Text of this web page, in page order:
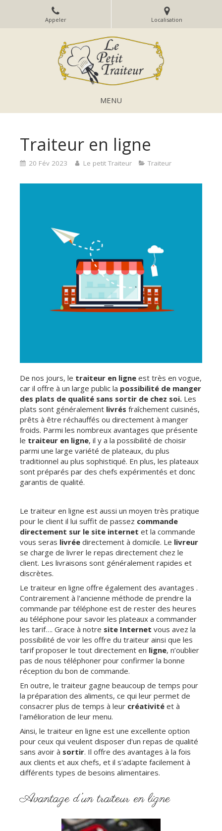
Appeler Localisation
MENU
Traiteur en ligne
20 Fév 2023 Le petit Traiteur Traiteur
De nos jours, le traiteur en ligne est très en vogue,
car il offre à un large public la possibilité de manger
des plats de qualité sans sortir de chez soi. Les
plats sont généralement livrés fraîchement cuisinés,
prêts à être réchauffés ou directement à manger
froids. Parmi les nombreux avantages que présente
le traiteur en ligne, il y a la possibilité de choisir
parmi une large variété de plateaux, du plus
traditionnel au plus sophistiqué. En plus, les plateaux
sont préparés par des chefs expérimentés et donc
garantis de qualité.
Le traiteur en ligne est aussi un moyen très pratique
pour le client il lui suffit de passez commande
directement sur le site internet et la commande
vous seras livrée directement à domicile. Le livreur
se charge de livrer le repas directement chez le
client. Les livraisons sont généralement rapides et
discrètes.
Le traiteur en ligne offre également des avantages .
Contrairement à l'ancienne méthode de prendre la
commande par téléphone est de rester des heures
au téléphone pour savoir les plateaux a commander
les tarif…. Grace à notre site Internet vous avez la
possibilité de voir les offre du traiteur ainsi que les
tarif proposer le tout directement en ligne, n’oublier
pas de nous téléphoner pour confirmer la bonne
réception du bon de commande.
En outre, le traiteur gagne beaucoup de temps pour
la préparation des aliments, ce qui leur permet de
consacrer plus de temps à leur créativité et à
l'amélioration de leur menu.
Ainsi, le traiteur en ligne est une excellente option
pour ceux qui veulent disposer d'un repas de qualité
sans avoir à sortir. Il offre des avantages à la fois
aux clients et aux chefs, et il s'adapte facilement à
différents types de besoins alimentaires.
Avantage d’un traiteur en ligne